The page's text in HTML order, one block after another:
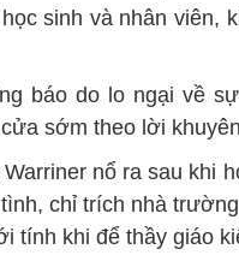
sinh và nhân viên,
báo do lo ngại về
sớm theo lời
nổ ra sau khi
chỉ trích nhà
tính khi để thầy giáo